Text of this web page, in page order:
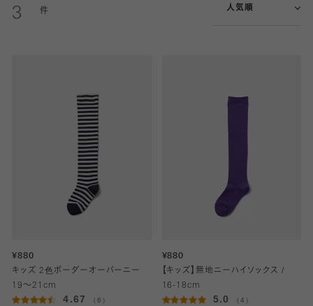
3 人気順
¥880
キッズ 2色ボーダーオーバーニー
19～21cm
4.67 （6）
¥880
【キッズ】無地ニーハイソックス /
16-18cm
5.0 （4）